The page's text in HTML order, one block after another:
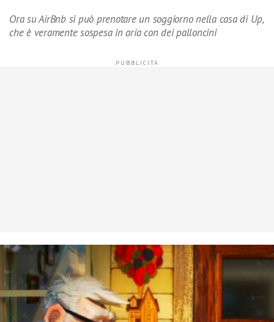
Ora su AirBnb si può prenotare un soggiorno nella casa di Up,
che è veramente sospesa in aria con dei palloncini